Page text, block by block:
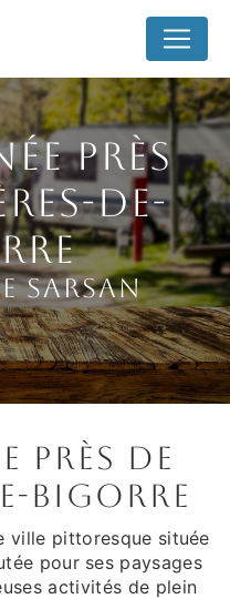
près
de-
Sarsan
près de
Bigorre
ville pittoresque située
pour ses paysages
activités de plein